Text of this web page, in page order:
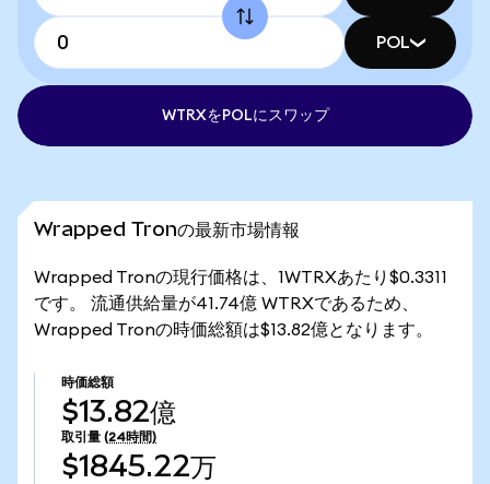
POL
WTRXをPOLにスワップ
Wrapped Tronの最新市場情報
Wrapped Tronの現行価格は、1WTRXあたり$0.3311
です。 流通供給量が41.74億 WTRXであるため、
Wrapped Tronの時価総額は$13.82億となります。
時価総額
$13.82億
取引量 (24時間)
$1845.22万